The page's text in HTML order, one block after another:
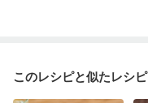
このレシピと似たレシピ